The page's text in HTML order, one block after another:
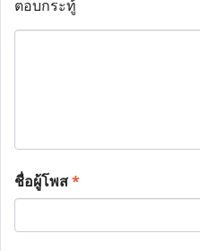
ตอบกระทู้
ชื่อผู้โพส*